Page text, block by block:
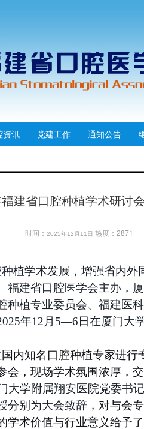
资讯 党建工作 通知公告
福建省口腔种植学术研讨
时间：2025年12月11日 热度：2871
植学术发展， 增强省内外
福建省口腔医学会主办，
种植专业委员会、福建医
年12月5—6日在厦门大
内知名口腔种植专家进行
会，现场学术氛围浓厚，
大学附属翔安医院党委书
分别 为大会致辞 ， 对与会
学术价值与行业意义给予